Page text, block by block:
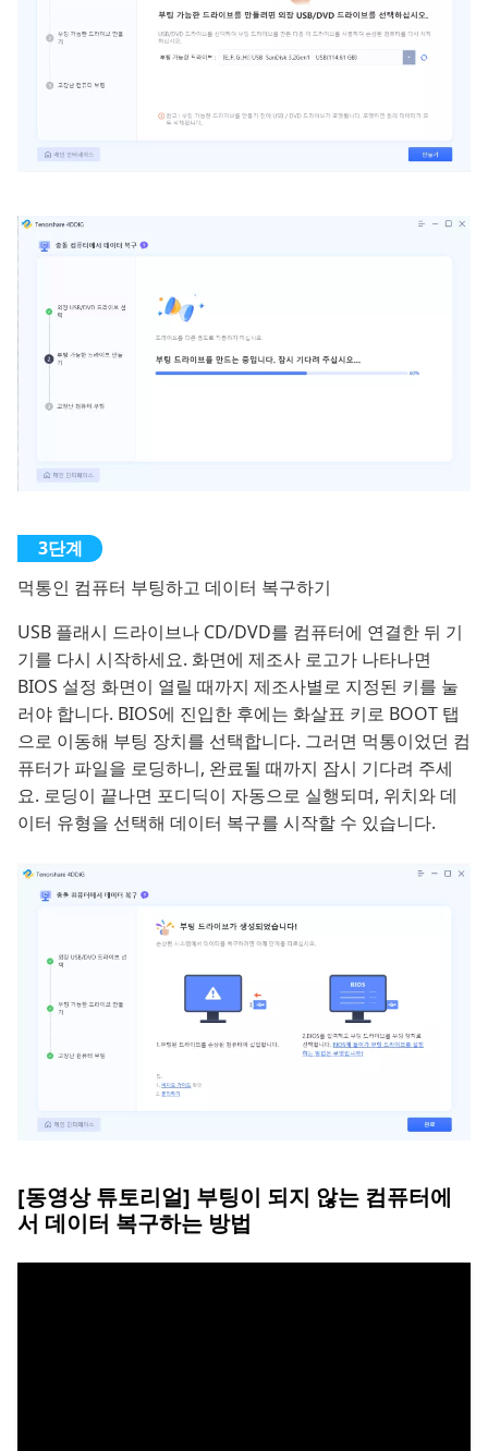
먹통인 컴퓨터 부팅하고 데이터 복구하기
USB 플래시 드라이브나 CD/DVD를 컴퓨터에 연결한 뒤 기
기를 다시 시작하세요. 화면에 제조사 로고가 나타나면
BIOS 설정 화면이 열릴 때까지 제조사별로 지정된 키를 눌
러야 합니다. BIOS에 진입한 후에는 화살표 키로 BOOT 탭
으로 이동해 부팅 장치를 선택합니다. 그러면 먹통이었던 컴
퓨터가 파일을 로딩하니, 완료될 때까지 잠시 기다려 주세
요. 로딩이 끝나면 포디딕이 자동으로 실행되며, 위치와 데
이터 유형을 선택해 데이터 복구를 시작할 수 있습니다.
[동영상 튜토리얼] 부팅이 되지 않는 컴퓨터에
서 데이터 복구하는 방법